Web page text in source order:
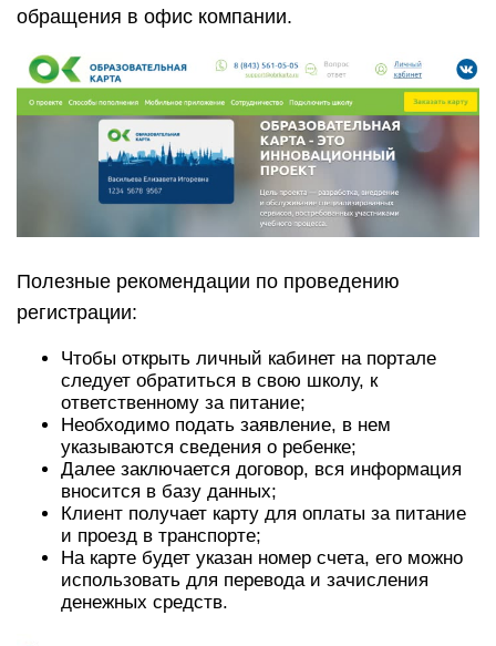
обращения в офис компании.
Полезные рекомендации по проведению
регистрации:
Чтобы открыть личный кабинет на портале
следует обратиться в свою школу, к
ответственному за питание;
Необходимо подать заявление, в нем
указываются сведения о ребенке;
Далее заключается договор, вся информация
вносится в базу данных;
Клиент получает карту для оплаты за питание
и проезд в транспорте;
На карте будет указан номер счета, его можно
использовать для перевода и зачисления
денежных средств.